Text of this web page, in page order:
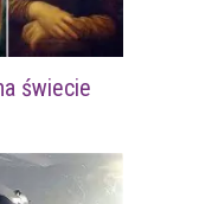
świecie